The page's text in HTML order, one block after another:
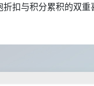
扣与积分累积的双